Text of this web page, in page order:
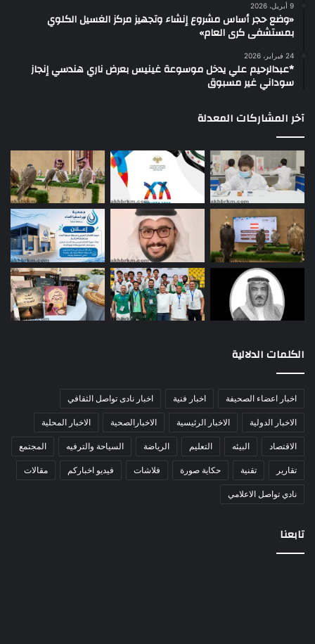
9 أبريل، 2026
«وضع حجر أساس مشروع إنشاء وتجهيز مركز الغسيل الكلوي
بمستشفى كرى العام»
24 فبراير، 2026
*عبدالرحيم علي يدخل موسوعة غينيس بعرض ناري هندسي إنجاز
سوداني غير مسبوق
آخر المشاركات المعدلة
الكلمات الدلالية
اخبار اعضاء الصحيفة اخبار فنية اخبار نادى تواصل الثقافي
الاخبار الدولية الاخبار الرئيسية الاخبارالصحية الاخبار المحلية
الاقتصاد البيئه التعليم الرياضة السياحة والترفيه المجتمع
تقارير تقنية حكاية صورة فلاشات فيديو اخباركم مقالات
نادي تواصل الاعلامي
تابعنا